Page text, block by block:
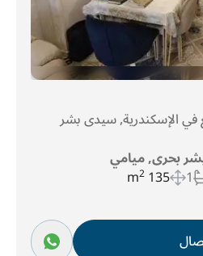
135م² للبيع في الإسكندرية, سيدى بشر
بحرى, ميامي
1
135 m
2